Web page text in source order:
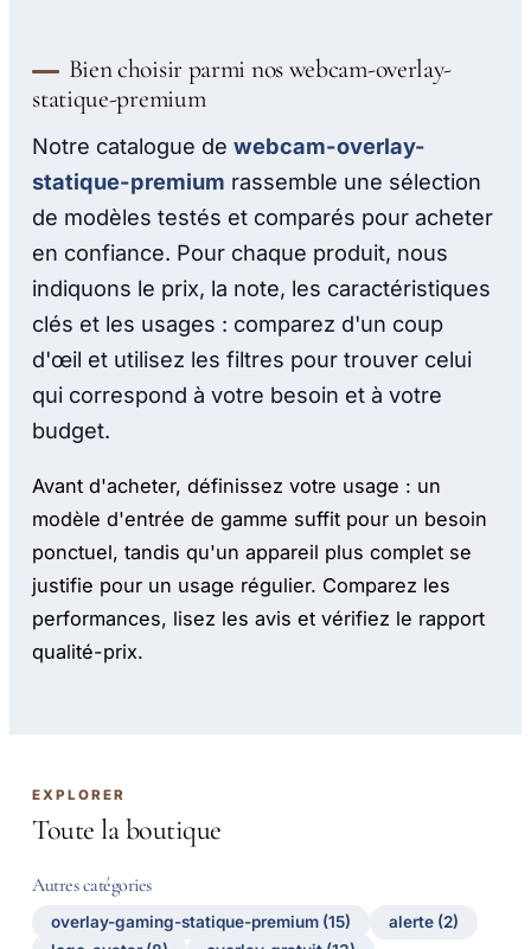
Bien choisir parmi nos webcam-overlay-
statique-premium
Notre catalogue dewebcam-overlay-
statique-premium rassemble une sélection
de modèles testés et comparés pour acheter
en confiance. Pour chaque produit, nous
indiquons le prix, la note, les caractéristiques
clés et les usages : comparez d'un coup
d'œil et utilisez les filtres pour trouver celui
qui correspond à votre besoin et à votre
budget.
Avant d'acheter, définissez votre usage : un
modèle d'entrée de gamme suffit pour un besoin
ponctuel, tandis qu'un appareil plus complet se
justifie pour un usage régulier. Comparez les
performances, lisez les avis et vérifiez le rapport
qualité-prix.
EXPLORER
Toute la boutique
Autres catégories
overlay-gaming-statique-premium (15)
alerte (2)